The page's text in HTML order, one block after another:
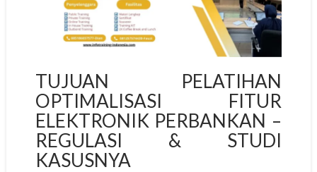
TUJUAN PELATIHAN
OPTIMALISASI FITUR
ELEKTRONIK PERBANKAN –
REGULASI & STUDI
KASUSNYA